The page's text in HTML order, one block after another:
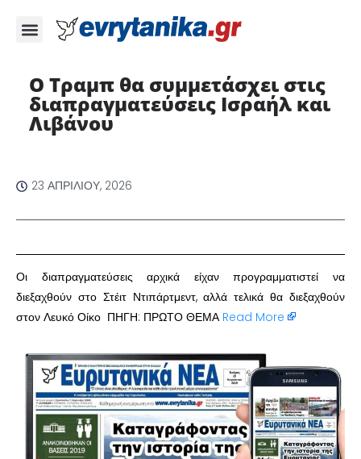
Ο Τραμπ θα συμμετάσχει στις
διαπραγματεύσεις Ισραήλ και
Λιβάνου
23 ΑΠΡΙΛΊΟΥ, 2026
Οι διαπραγματεύσεις αρχικά είχαν προγραμματιστεί να
διεξαχθούν στο Στέιτ Ντιπάρτμεντ, αλλά τελικά θα διεξαχθούν
στον Λευκό Οίκο ΠΗΓΗ: ΠΡΩΤΟ ΘΕΜΑ Read More